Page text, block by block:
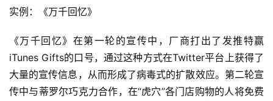
休
游
2
0
实例：《万千回忆》
《万千回忆》在第一轮的宣传中，厂商打出了发推特赢
iTunes Gifts的口号，通过这种方式在Twitter平台上获得了
大量的宣传信息，从而形成了病毒式的扩散效应。第二轮宣
传中与蒂罗尔巧克力合作，在“虎穴”各门店购物的人将免费